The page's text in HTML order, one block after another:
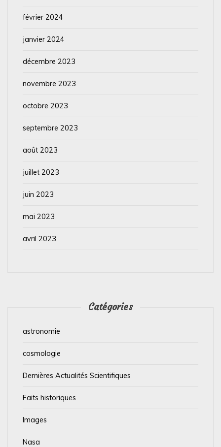
février 2024
janvier 2024
décembre 2023
novembre 2023
octobre 2023
septembre 2023
août 2023
juillet 2023
juin 2023
mai 2023
avril 2023
Catégories
astronomie
cosmologie
Dernières Actualités Scientifiques
Faits historiques
Images
Nasa